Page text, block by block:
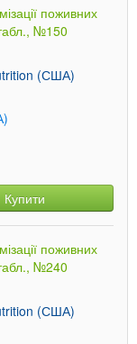
поживних
№150
(США)
Купити
поживних
№240
(США)